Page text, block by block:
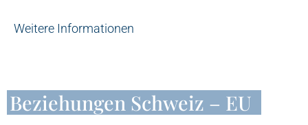
Weitere Informationen
Beziehungen Schweiz – EU